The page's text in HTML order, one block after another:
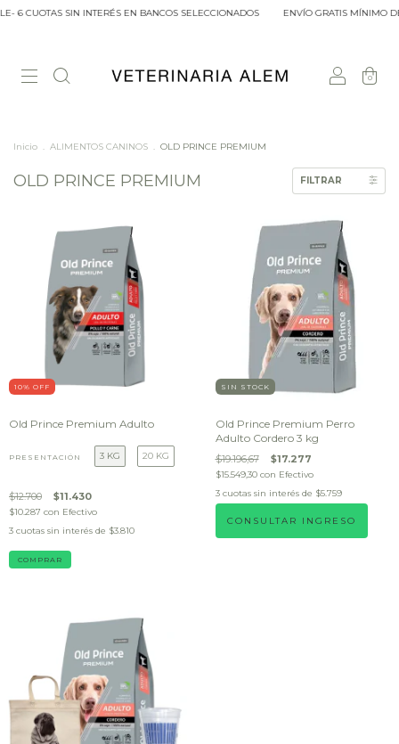
CUOTAS SIN INTERÉS EN BANCOS SELECCIONADOS ENVÍO GRATIS MÍNIMO
0
Inicio . ALIMENTOS CANINOS . OLD PRINCE PREMIUM
OLD PRINCE PREMIUM FILTRAR
10% OFF
Old Prince Premium Adulto
PRESENTACIÓN 3 KG 20 KG
$12.700 $11.430
$10.287 con Efectivo
3 cuotas sin interés de $3.810
COMPRAR
SIN STOCK
Old Prince Premium Perro
Adulto Cordero 3 kg
$19.196,67 $17.277
$15.549,30 con Efectivo
3 cuotas sin interés de $5.759
CONSULTAR INGRESO